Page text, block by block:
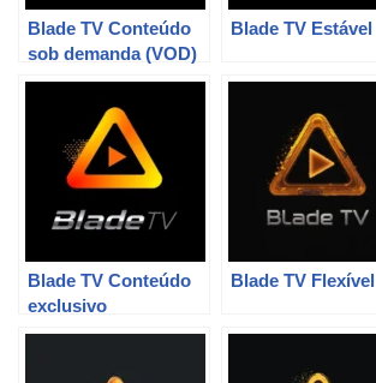
Blade TV Conteúdo
sob demanda (VOD)
Blade TV Estável
Blade TV Conteúdo
exclusivo
Blade TV Flexível